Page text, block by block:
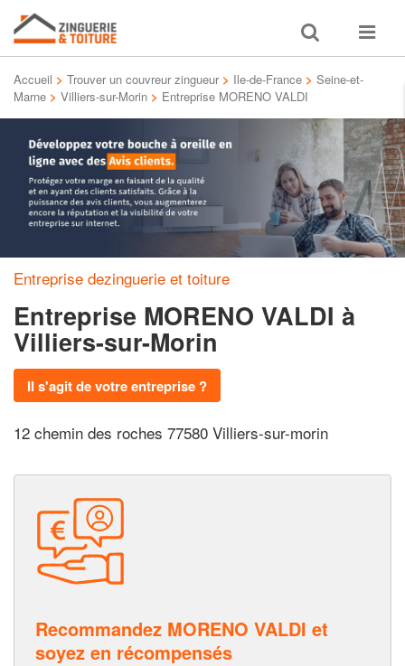
Toggle
search
Toggle
Accueil > Trouver un couvreur zingueur > Ile-de-France > Seine-et-
Marne > Villiers-sur-Morin > Entreprise MORENO VALDI
Entreprise dezinguerie et toiture
Entreprise MORENO VALDI à
Villiers-sur-Morin
Il s'agit de votre entreprise ?
12 chemin des roches 77580 Villiers-sur-morin
Recommandez MORENO VALDI et
soyez en récompensés